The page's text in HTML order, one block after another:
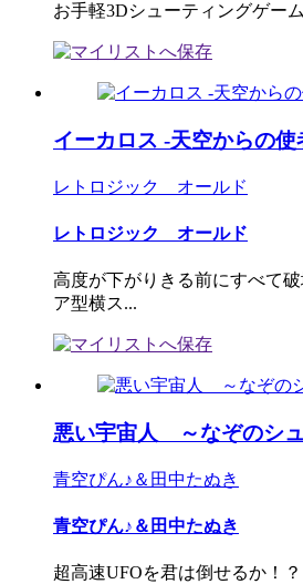
お手軽3Dシューティングゲーム
イーカロス -天空からの使
レトロジック オールド
レトロジック オールド
高度が下がりきる前にすべて
ア型横ス...
悪い宇宙人 ～なぞのシ
青空ぴん♪＆田中たぬき
青空ぴん♪＆田中たぬき
超高速UFOを君は倒せるか！